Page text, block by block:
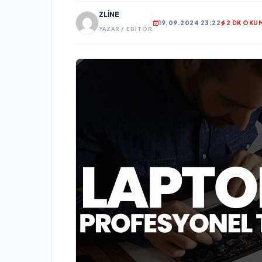
ZLINE
YAZAR / EDITÖR
19.09.2024 23:22 2 DK